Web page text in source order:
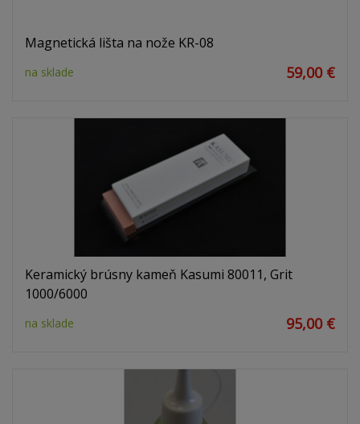
Magnetická lišta na nože KR-08
na sklade 59,00 €
Keramický brúsny kameň Kasumi 80011, Grit
1000/6000
na sklade 95,00 €